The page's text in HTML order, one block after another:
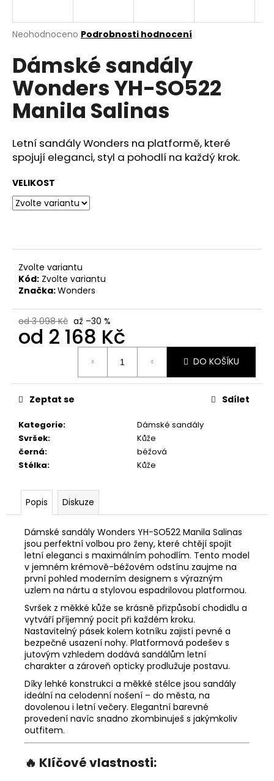
Průměrné
produktu
je
0,0
z
5
hvězdiček.
Neohodnoceno Podrobnosti hodnocení
Dámské sandály
Wonders YH-SO522
Manila Salinas
Letní sandály Wonders na platformě, které
spojují eleganci, styl a pohodlí na každý krok.
VELIKOST
Zvolte variantu
Kód: Zvolte variantu
Značka:Wonders
od 3 098 Kč až –30 %
od 2 168 Kč
DO KOŠÍKU
Kategorie:
Dámské sandály
Svršek:
Kůže
černá:
béžová
Stélka: Kůže
Zeptat se Sdílet
Popis Diskuze
Dámské sandály Wonders YH-SO522 Manila Salinas
jsou perfektní volbou pro ženy, které chtějí spojit
letní eleganci s maximálním pohodlím. Tento model
v jemném krémově-béžovém odstínu zaujme na
první pohled moderním designem s výrazným
uzlem na nártu a stylovou espadrilovou platformou.
Svršek z měkké kůže se krásně přizpůsobí chodidlu a
vytváří příjemný pocit při každém kroku.
Nastavitelný pásek kolem kotníku zajistí pevné a
bezpečné usazení nohy. Platformová podešev s
jutovým vzhledem dodává sandálům letní
charakter a zároveň opticky prodlužuje postavu.
Díky lehké konstrukci a měkké stélce jsou sandály
ideální na celodenní nošení – do města, na
dovolenou i letní večery. Elegantní barevné
provedení navíc snadno zkombinuješ s jakýmkoliv
outfitem.
🔥 Klíčové vlastnosti:
j
t
?
HLEDAT
D
o
r
u
č
u
e
m
e
35
998
Kč